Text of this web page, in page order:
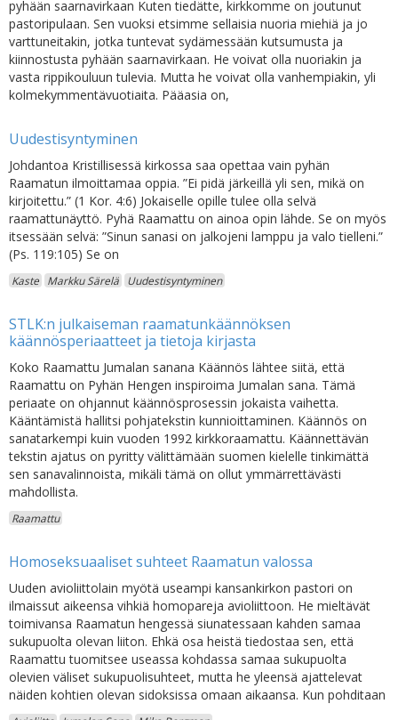
pyhään saarnavirkaan Kuten tiedätte, kirkkomme on joutunut
pastoripulaan. Sen vuoksi etsimme sellaisia nuoria miehiä ja jo
varttuneitakin, jotka tuntevat sydämessään kutsumusta ja
kiinnostusta pyhään saarnavirkaan. He voivat olla nuoriakin ja
vasta rippikouluun tulevia. Mutta he voivat olla vanhempiakin, yli
kolmekymmentävuotiaita. Pääasia on,
Uudestisyntyminen
Johdantoa Kristillisessä kirkossa saa opettaa vain pyhän
Raamatun ilmoittamaa oppia. ”Ei pidä järkeillä yli sen, mikä on
kirjoitettu.” (1 Kor. 4:6) Jokaiselle opille tulee olla selvä
raamattunäyttö. Pyhä Raamattu on ainoa opin lähde. Se on myös
itsessään selvä: ”Sinun sanasi on jalkojeni lamppu ja valo tielleni.”
(Ps. 119:105) Se on
Kaste Markku Särelä Uudestisyntyminen
STLK:n julkaiseman raamatunkäännöksen
käännösperiaatteet ja tietoja kirjasta
Koko Raamattu Jumalan sanana Käännös lähtee siitä, että
Raamattu on Pyhän Hengen inspiroima Jumalan sana. Tämä
periaate on ohjannut käännösprosessin jokaista vaihetta.
Kääntämistä hallitsi pohjatekstin kunnioittaminen. Käännös on
sanatarkempi kuin vuoden 1992 kirkkoraamattu. Käännettävän
tekstin ajatus on pyritty välittämään suomen kielelle tinkimättä
sen sanavalinnoista, mikäli tämä on ollut ymmärrettävästi
mahdollista.
Raamattu
Homoseksuaaliset suhteet Raamatun valossa
Uuden avioliittolain myötä useampi kansankirkon pastori on
ilmaissut aikeensa vihkiä homopareja avioliittoon. He mieltävät
toimivansa Raamatun hengessä siunatessaan kahden samaa
sukupuolta olevan liiton. Ehkä osa heistä tiedostaa sen, että
Raamattu tuomitsee useassa kohdassa samaa sukupuolta
olevien väliset sukupuolisuhteet, mutta he yleensä ajattelevat
näiden kohtien olevan sidoksissa omaan aikaansa. Kun pohditaan